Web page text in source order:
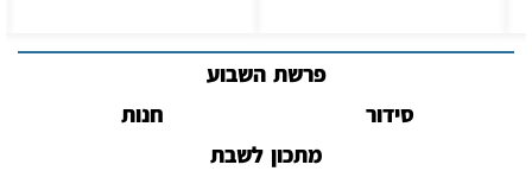
פרשת השבוע
סידור
חנות
מתכון לשבת